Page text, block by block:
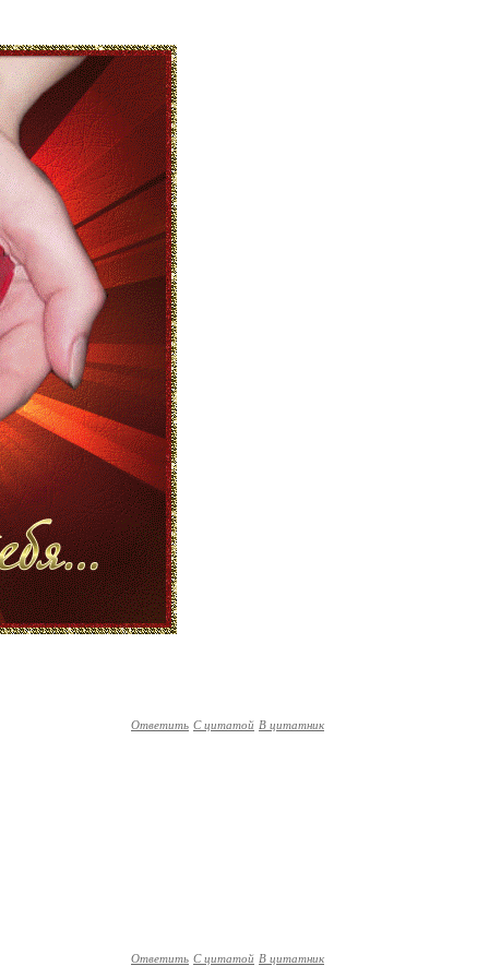
Ответить С цитатой В цитатник
Ответить С цитатой В цитатник